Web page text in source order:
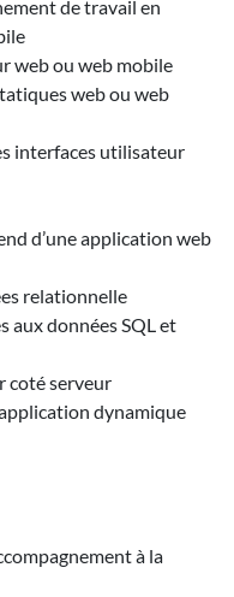
de travail en
web ou web mobile
web ou web
interfaces utilisateur
d’une application web
relationnelle
aux données SQL et
coté serveur
dynamique
à la